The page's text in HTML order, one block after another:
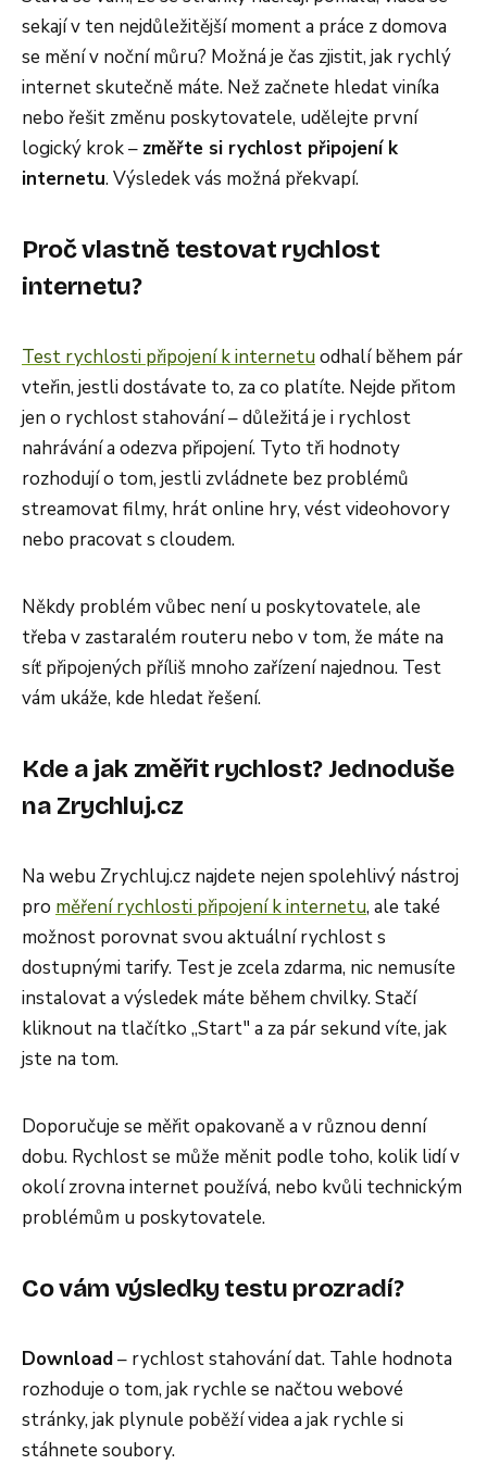
sekají v ten nejdůležitější moment a práce z domova
se mění v noční můru? Možná je čas zjistit, jak rychlý
internet skutečně máte. Než začnete hledat viníka
nebo řešit změnu poskytovatele, udělejte první
logický krok – změřte si rychlost připojení k
internetu. Výsledek vás možná překvapí.
Proč vlastně testovat rychlost
internetu?
Test rychlosti připojení k internetuodhalí během pár
vteřin, jestli dostávate to, za co platíte. Nejde přitom
jen o rychlost stahování – důležitá je i rychlost
nahrávání a odezva připojení. Tyto tři hodnoty
rozhodují o tom, jestli zvládnete bez problémů
streamovat filmy, hrát online hry, vést videohovory
nebo pracovat s cloudem.
Někdy problém vůbec není u poskytovatele, ale
třeba v zastaralém routeru nebo v tom, že máte na
síť připojených příliš mnoho zařízení najednou. Test
vám ukáže, kde hledat řešení.
Kde a jak změřit rychlost? Jednoduše
na Zrychluj.cz
Na webu Zrychluj.cz najdete nejen spolehlivý nástroj
pro měření rychlosti připojení k internetu, ale také
možnost porovnat svou aktuální rychlost s
dostupnými tarify. Test je zcela zdarma, nic nemusíte
instalovat a výsledek máte během chvilky. Stačí
kliknout na tlačítko „Start" a za pár sekund víte, jak
jste na tom.
Doporučuje se měřit opakovaně a v různou denní
dobu. Rychlost se může měnit podle toho, kolik lidí v
okolí zrovna internet používá, nebo kvůli technickým
problémům u poskytovatele.
Co vám výsledky testu prozradí?
Download– rychlost stahování dat. Tahle hodnota
rozhoduje o tom, jak rychle se načtou webové
stránky, jak plynule poběží videa a jak rychle si
stáhnete soubory.